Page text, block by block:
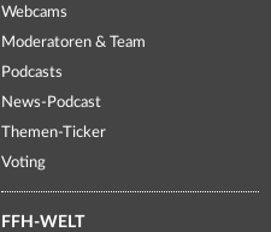
Webcams
Moderatoren & Team
Podcasts
News-Podcast
Themen-Ticker
Voting
FFH-WELT